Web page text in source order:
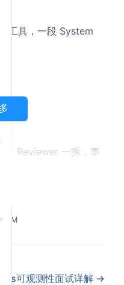
工具，一段 System
？
、Reviewer 一拆，事
的同学交流，结合自
什么理想很丰满，现实
AM
可观测性面试详解 →